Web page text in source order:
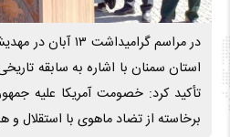
در مراسم گرامیداشت
استان سمنان با اشاره به سابقه
تأکید کرد: خصومت آمریکا علیه
برخاسته از تضاد ماهوی با استقلال